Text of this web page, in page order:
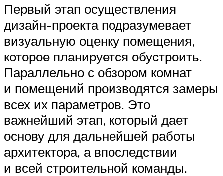
Первый этап осуществления
дизайн-проекта подразумевает
визуальную оценку помещения,
которое планируется обустроить.
Параллельно с обзором комнат
и помещений производятся замеры
всех их параметров. Это
важнейший этап, который дает
основу для дальнейшей работы
архитектора, а впоследствии
и всей строительной команды.